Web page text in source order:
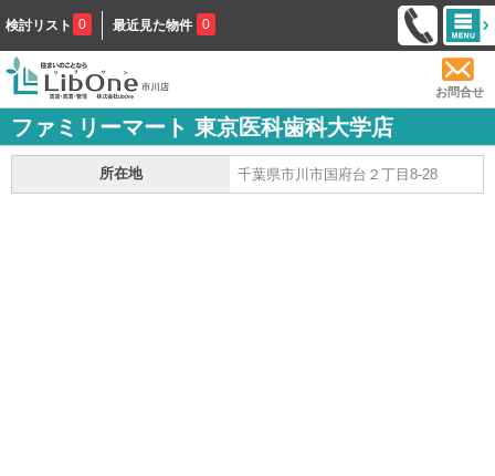
検討リスト 0 最近見た物件 0
お問合せ
ファミリーマート 東京医科歯科大学店
所在地 千葉県市川市国府台２丁目8-28